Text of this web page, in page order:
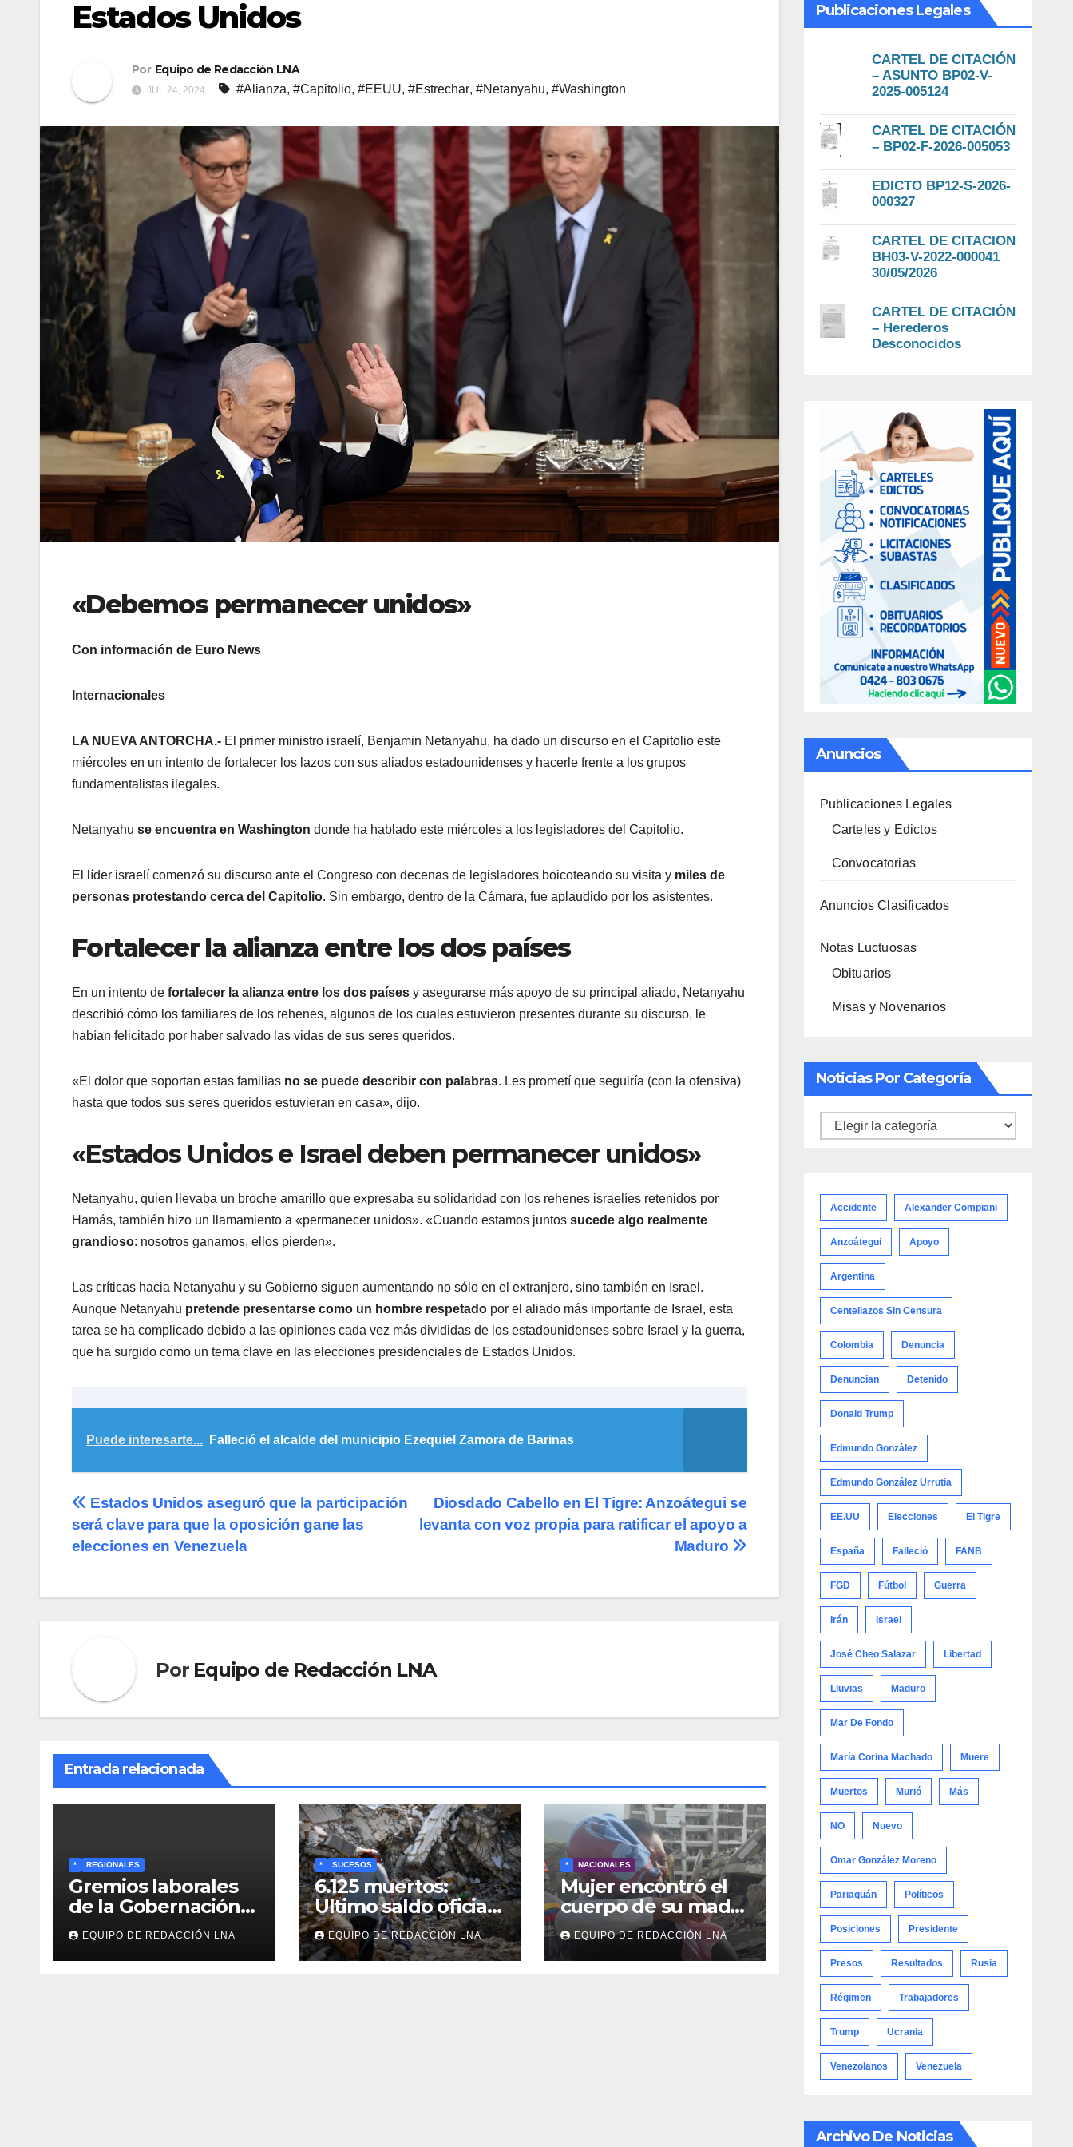
Estados Unidos
Por Equipo de Redacción LNA
JUL 24, 2024 #Alianza, #Capitolio, #EEUU, #Estrechar, #Netanyahu, #Washington
«Debemos permanecer unidos»
Con información de Euro News
Internacionales
LA NUEVA ANTORCHA.- El primer ministro israelí, Benjamin Netanyahu, ha dado un discurso en el Capitolio este
miércoles en un intento de fortalecer los lazos con sus aliados estadounidenses y hacerle frente a los grupos
fundamentalistas ilegales.
Netanyahu se encuentra en Washington donde ha hablado este miércoles a los legisladores del Capitolio.
El líder israelí comenzó su discurso ante el Congreso con decenas de legisladores boicoteando su visita y miles de
personas protestando cerca del Capitolio. Sin embargo, dentro de la Cámara, fue aplaudido por los asistentes.
Fortalecer la alianza entre los dos países
En un intento de fortalecer la alianza entre los dos países y asegurarse más apoyo de su principal aliado, Netanyahu
describió cómo los familiares de los rehenes, algunos de los cuales estuvieron presentes durante su discurso, le
habían felicitado por haber salvado las vidas de sus seres queridos.
«El dolor que soportan estas familias no se puede describir con palabras. Les prometí que seguiría (con la ofensiva)
hasta que todos sus seres queridos estuvieran en casa», dijo.
«Estados Unidos e Israel deben permanecer unidos»
Netanyahu, quien llevaba un broche amarillo que expresaba su solidaridad con los rehenes israelíes retenidos por
Hamás, también hizo un llamamiento a «permanecer unidos». «Cuando estamos juntos sucede algo realmente
grandioso: nosotros ganamos, ellos pierden».
Las críticas hacia Netanyahu y su Gobierno siguen aumentando no sólo en el extranjero, sino también en Israel.
Aunque Netanyahu pretende presentarse como un hombre respetado por el aliado más importante de Israel, esta
tarea se ha complicado debido a las opiniones cada vez más divididas de los estadounidenses sobre Israel y la guerra,
que ha surgido como un tema clave en las elecciones presidenciales de Estados Unidos.
Puede interesarte... Falleció el alcalde del municipio Ezequiel Zamora de Barinas
Navegación
de
Diosdado Cabello en El Tigre: Anzoátegui se
levanta con voz propia para ratificar el apoyo a
Maduro
Estados Unidos aseguró que la participación
será clave para que la oposición gane las
elecciones en Venezuela
Por Equipo de Redacción LNA
Entrada relacionada
* REGIONALES
Gremios laborales
de la Gobernación
respaldan
propuesta de Bono
Recreativo de 100
EQUIPO DE REDACCIÓN LNA
* SUCESOS
6.125 muertos:
Ultimo saldo oficial
y búsqueda de
cadáveres continúa
entre los
EQUIPO DE REDACCIÓN LNA
* NACIONALES
Mujer encontró el
cuerpo de su madre
tras 40 días de
búsqueda en
Tanaguarena
EQUIPO DE REDACCIÓN LNA
Publicaciones Legales
CARTEL DE CITACIÓN
– ASUNTO BP02-V-
2025-005124
CARTEL DE CITACIÓN
– BP02-F-2026-005053
EDICTO BP12-S-2026-
000327
CARTEL DE CITACION
BH03-V-2022-000041
30/05/2026
CARTEL DE CITACIÓN
– Herederos
Desconocidos
Anuncios
Publicaciones Legales
Carteles y Edictos
Convocatorias
Anuncios Clasificados
Notas Luctuosas
Obituarios
Misas y Novenarios
Noticias Por Categoría
Noticias
Accidente Alexander Compiani
Anzoátegui Apoyo
Argentina
Centellazos Sin Censura
Colombia Denuncia
Denuncian Detenido
Donald Trump
Edmundo González
Edmundo González Urrutia
EE.UU Elecciones El Tigre
España Falleció FANB
FGD Fútbol Guerra
Irán Israel
José Cheo Salazar Libertad
Lluvias Maduro
Mar De Fondo
María Corina Machado Muere
Muertos Murió Más
NO Nuevo
Omar González Moreno
Pariaguán Políticos
Posiciones Presidente
Presos Resultados Rusia
Régimen Trabajadores
Trump Ucrania
Venezolanos Venezuela
Archivo De Noticias